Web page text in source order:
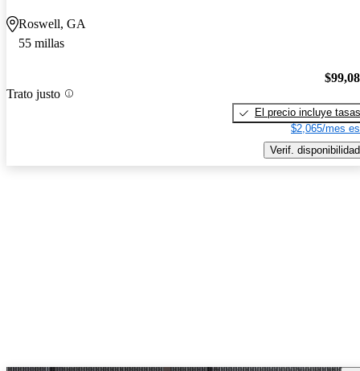
Roswell, GA
55 millas
Trato justo
El precio incluye tasas
$2,065/mes
Verif. disponibilidad